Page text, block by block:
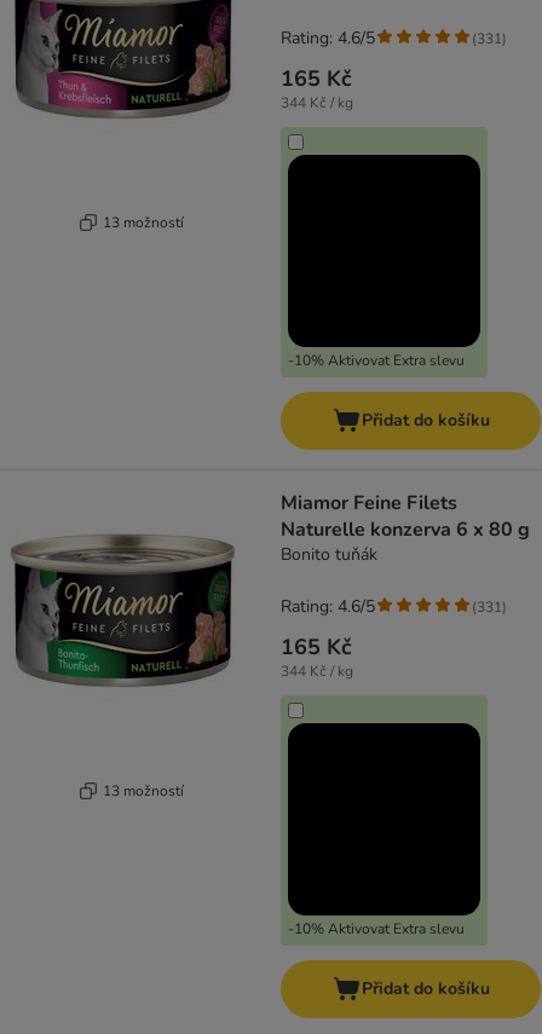
13 možností
165 Kč
344 Kč / kg
-10% Aktivovat Extra slevu
Rating: 4.6/5 (331)
Přidat do košíku
13 možností
Miamor Feine Filets
Naturelle konzerva 6 x 80 g
Bonito tuňák
165 Kč
344 Kč / kg
-10% Aktivovat Extra slevu
Rating: 4.6/5 (331)
Přidat do košíku